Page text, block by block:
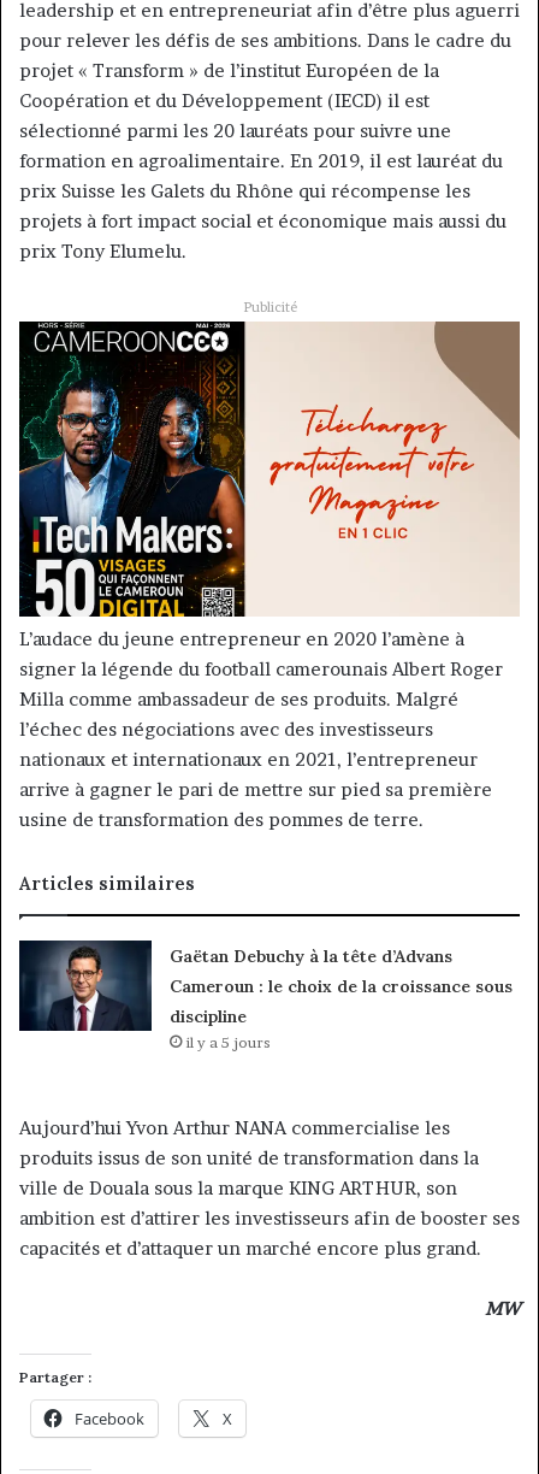
leadership et en entrepreneuriat afin d’être plus aguerri
pour relever les défis de ses ambitions. Dans le cadre du
projet « Transform » de l’institut Européen de la
Coopération et du Développement (IECD) il est
sélectionné parmi les 20 lauréats pour suivre une
formation en agroalimentaire. En 2019, il est lauréat du
prix Suisse les Galets du Rhône qui récompense les
projets à fort impact social et économique mais aussi du
prix Tony Elumelu.
Publicité
L’audace du jeune entrepreneur en 2020 l’amène à
signer la légende du football camerounais Albert Roger
Milla comme ambassadeur de ses produits. Malgré
l’échec des négociations avec des investisseurs
nationaux et internationaux en 2021, l’entrepreneur
arrive à gagner le pari de mettre sur pied sa première
usine de transformation des pommes de terre.
Articles similaires
Gaëtan Debuchy à la tête d’Advans
Cameroun : le choix de la croissance sous
discipline
il y a 5 jours
Aujourd’hui Yvon Arthur NANA commercialise les
produits issus de son unité de transformation dans la
ville de Douala sous la marque KING ARTHUR, son
ambition est d’attirer les investisseurs afin de booster ses
capacités et d’attaquer un marché encore plus grand.
MW
Partager :
Facebook X